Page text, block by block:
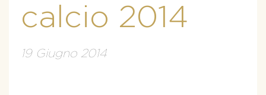
calcio 2014
19 Giugno 2014